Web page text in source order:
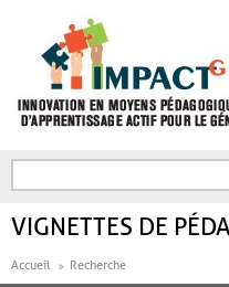
FORMULAIRE DE
VIGNETTES DE
Accueil Recherche